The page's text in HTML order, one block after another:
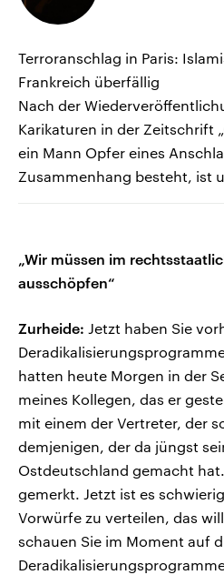
Terroranschlag in Paris:
Frankreich überfällig
Nach der
Karikaturen in der Zeitschrift
ein Mann Opfer eines
Zusammenhang besteht, ist
„Wir müssen im
ausschöpfen“
Zurheide: Jetzt haben Sie
hatten heute Morgen in der
meines Kollegen, das er
mit einem der Vertreter, der
demjenigen, der da jüngst
Ostdeutschland gemacht
gemerkt. Jetzt ist es
Vorwürfe zu verteilen, das
schauen Sie im Moment auf